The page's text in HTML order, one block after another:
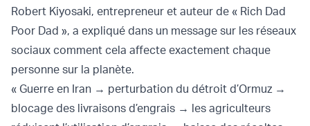
Robert Kiyosaki, entrepreneur et auteur de « Rich Dad
Poor Dad », a expliqué dans un message sur les réseaux
sociaux comment cela affecte exactement chaque
personne sur la planète.
« Guerre en Iran → perturbation du détroit d’Ormuz →
blocage des livraisons d’engrais → les agriculteurs